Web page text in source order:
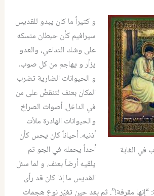
في الغابة
و كثيراً ما كان يبدو للقديس
سيرافيم كأن حيطان منسكه
على وشك التداعي، والعدو
يزأر و يهاجم من كل صوب،
و الحيوانات الضارية تضرب
المكان بعنف لتنقضّ على من
في الداخل.أصوات الصراخ
والحيوانات الهادرة ملأت
أذنيه.أحياناً كان يحس كأن
أحداً يحمله في الجو ثم
يلقيه أرضاً بعنف. و لما سئل
القديس ما إذا كان قد رأى
: “إنها مقرفة!”. ثم بعد حين تغيّر نوع هجمات